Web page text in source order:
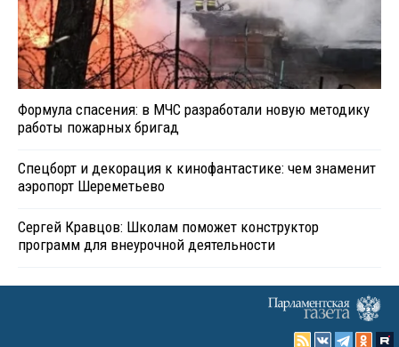
Формула спасения: в МЧС разработали новую методику
работы пожарных бригад
Спецборт и декорация к кинофантастике: чем знаменит
аэропорт Шереметьево
Сергей Кравцов: Школам поможет конструктор
программ для внеурочной деятельности